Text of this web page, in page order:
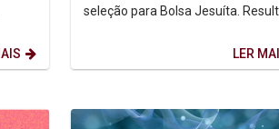
seleção para Bolsa Jesuíta. Resultado
LER